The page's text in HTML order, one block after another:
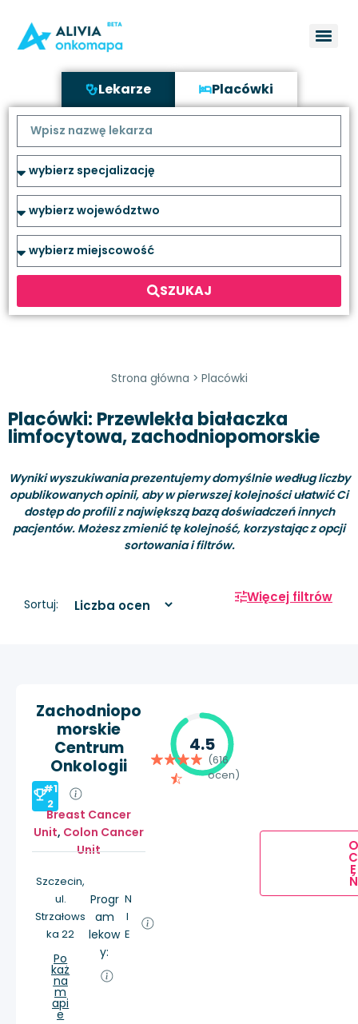
Lekarze Placówki
SZUKAJ
Strona główna > Placówki
Placówki: Przewlekła białaczka
limfocytowa, zachodniopomorskie
Wyniki wyszukiwania prezentujemy domyślnie według liczby
opublikowanych opinii, aby w pierwszej kolejności ułatwić Ci
dostęp do profili z największą bazą doświadczeń innych
pacjentów. Możesz zmienić tę kolejność, korzystając z opcji
sortowania i filtrów.
Sortuj: Więcej filtrów
Zachodniopo
morskie
Centrum
Onkologii
#1
2
Breast Cancer
Unit, Colon Cancer
Unit
Szczecin,
ul.
Strzałows
ka 22
Po
każ
na
m
api
e
Progr
am
lekow
y:
N
I
E
4.5
(616
ocen)
O
C
E
Ń